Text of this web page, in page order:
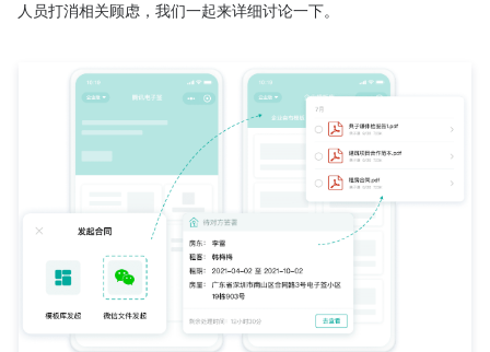
人员打消相关顾虑，我们一起来详细讨论一下。